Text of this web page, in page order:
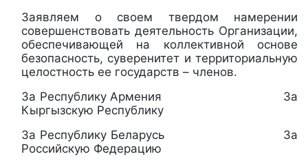
Заявляем о своем твердом намерении
совершенствовать деятельность Организации,
обеспечивающей на коллективной основе
безопасность, суверенитет и территориальную
целостность ее государств – членов.
За Республику Армения За
Кыргызскую Республику
За Республику Беларусь За
Российскую Федерацию